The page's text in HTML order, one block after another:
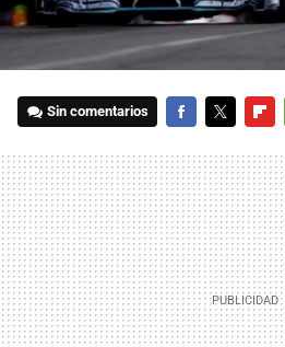
Sin comentarios